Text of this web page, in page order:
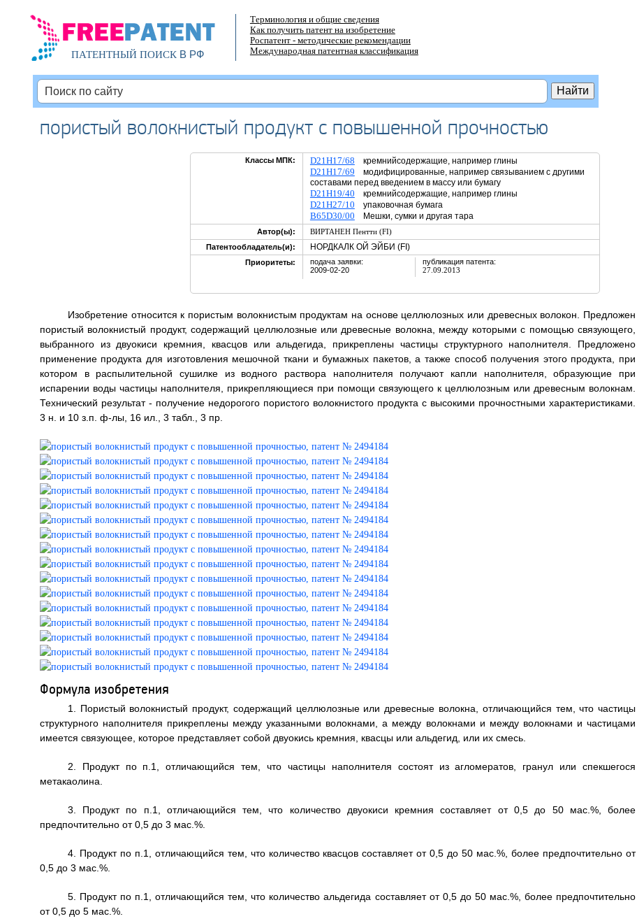
ПАТЕНТНЫЙ ПОИСКВ РФ
Терминология и общие сведения
Как получить патент на изобретение
Роспатент - методические рекомендации
Международная патентная классификация
пористый волокнистый продукт с повышенной прочностью
Классы МПК: D21H17/68 кремнийсодержащие, например глины
D21H17/69 модифицированные, например связыванием с другими
составами перед введением в массу или бумагу
D21H19/40 кремнийсодержащие, например глины
D21H27/10 упаковочная бумага
B65D30/00 Мешки, сумки и другая тара
Автор(ы):
ВИРТАНЕН Пентти (FI)
Патентообладатель(и):
НОРДКАЛК ОЙ ЭЙБИ (FI)
Приоритеты:
подача заявки:
2009-02-20
публикация патента:
27.09.2013
Изобретение относится к пористым волокнистым продуктам на основе целлюлозных или древесных волокон. Предложен
пористый волокнистый продукт, содержащий целлюлозные или древесные волокна, между которыми с помощью связующего,
выбранного из двуокиси кремния, квасцов или альдегида, прикреплены частицы структурного наполнителя. Предложено
применение продукта для изготовления мешочной ткани и бумажных пакетов, а также способ получения этого продукта, при
котором в распылительной сушилке из водного раствора наполнителя получают капли наполнителя, образующие при
испарении воды частицы наполнителя, прикрепляющиеся при помощи связующего к целлюлозным или древесным волокнам.
Технический результат - получение недорогого пористого волокнистого продукта с высокими прочностными характеристиками.
3 н. и 10 з.п. ф-лы, 16 ил., 3 табл., 3 пр.
Формула изобретения
1. Пористый волокнистый продукт, содержащий целлюлозные или древесные волокна, отличающийся тем, что частицы
структурного наполнителя прикреплены между указанными волокнами, а между волокнами и между волокнами и частицами
имеется связующее, которое представляет собой двуокись кремния, квасцы или альдегид, или их смесь.
2. Продукт по п.1, отличающийся тем, что частицы наполнителя состоят из агломератов, гранул или спекшегося
метакаолина.
3. Продукт по п.1, отличающийся тем, что количество двуокиси кремния составляет от 0,5 до 50 мас.%, более
предпочтительно от 0,5 до 3 мас.%.
4. Продукт по п.1, отличающийся тем, что количество квасцов составляет от 0,5 до 50 мас.%, более предпочтительно от
0,5 до 3 мас.%.
5. Продукт по п.1, отличающийся тем, что количество альдегида составляет от 0,5 до 50 мас.%, более предпочтительно
от 0,5 до 5 мас.%.